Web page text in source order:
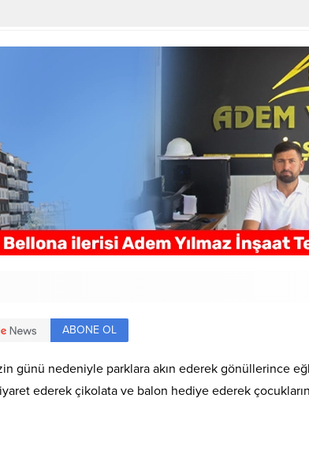
ABONE OL
günü nedeniyle parklara akın ederek gönüllerince
ederek çikolata ve balon hediye ederek